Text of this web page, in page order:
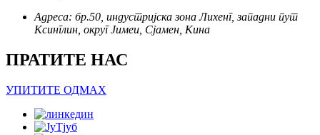
Адреса: бр.50, индустријска зона Лихенг, западни пут
Ксинглин, округ Јимеи, Сјамен, Кина
ПРАТИТЕ НАС
УПИТИТЕ ОДМАХ